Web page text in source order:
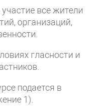
все жители
организаций,
гласности и
подается в
1).